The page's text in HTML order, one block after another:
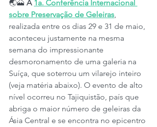
🌏🗻 A 1a. Conferência Internacional
sobre Preservação de Geleiras,
realizada entre os dias 29 e 31 de maio,
aconteceu justamente na mesma
semana do impressionante
desmoronamento de uma galeria na
Suíça, que soterrou um vilarejo inteiro
(veja matéria abaixo). O evento de alto
nível ocorreu no Tajiquistão, país que
abriga o maior número de geleiras da
Ásia Central e se encontra no epicentro